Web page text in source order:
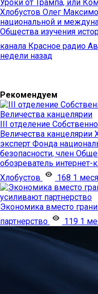
Уроки от Трампа, или
Хлобустов Олег
национальной и
Общества изучения
канала Красное радио
недели назад
Рекомендуем
III отделение
Величества канцелярии
эксперт Фонда
безопасности, член
обозреватель интернет-
Хлобустов
168 1
Экономика вместо
партнерство
119 1